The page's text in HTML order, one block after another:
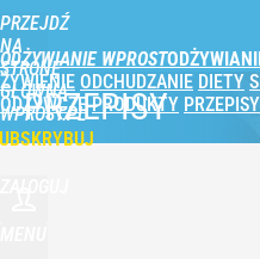
PRZEJDŹ
NA
STRONĘ
GŁÓWNĄ
WPROST.PL
ODŻYWIANIE WPROST
ŻYWIENIE ODCHUDZANIE DIETY
ODŻYWCZE PRODUKTY PRZEPISY
PRZEPISY